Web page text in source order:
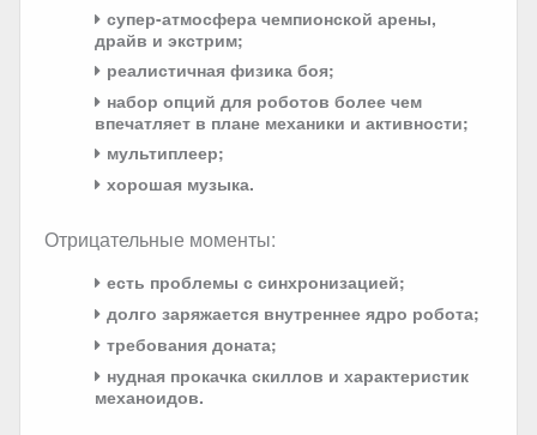
супер-атмосфера чемпионской арены,
драйв и экстрим;
реалистичная физика боя;
набор опций для роботов более чем
впечатляет в плане механики и активности;
мультиплеер;
хорошая музыка.
Отрицательные моменты:
есть проблемы с синхронизацией;
долго заряжается внутреннее ядро робота;
требования доната;
нудная прокачка скиллов и характеристик
механоидов.